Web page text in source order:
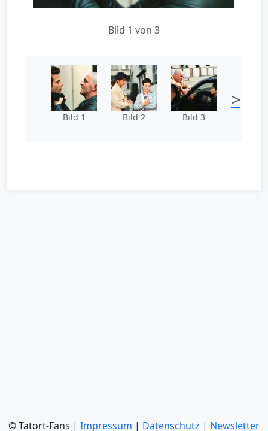
Bild 1 von 3
Bild 1 Bild 2 Bild 3
>
© Tatort-Fans | Impressum | Datenschutz | Newsletter